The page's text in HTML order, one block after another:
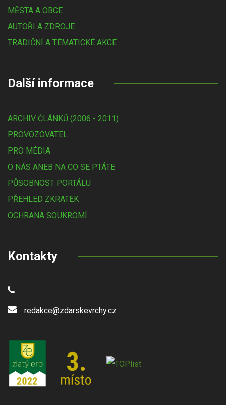
MĚSTA A OBCE
AUTOŘI A ZDROJE
TRADIČNÍ A TÉMATICKÉ AKCE
Další informace
ARCHIV ČLÁNKŮ (2006 - 2011)
PROVOZOVATEL
PRO MÉDIA
O NÁS ANEB NA CO SE PTÁTE
PŮSOBNOST PORTÁLU
PŘEHLED ZKRATEK
OCHRANA SOUKROMÍ
Kontakty
redakce@zdarskevrchy.cz